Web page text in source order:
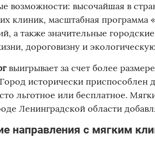
возможности: высочайшая в
клиник, масштабная
а также значительные
дороговизну и
выигрывает за счет более
исторически приспособлен
льготное или бесплатное.
Ленинградской области
направления с мягким